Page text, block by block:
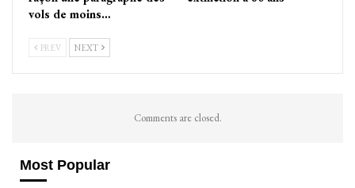
vols de moins…
PREV NEXT
Comments are closed.
Most Popular